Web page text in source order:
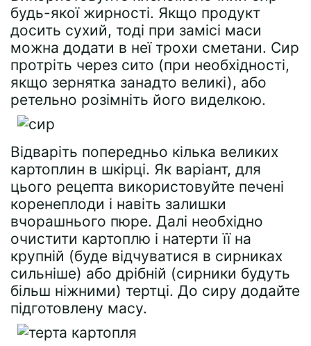
будь-якої жирності. Якщо продукт
досить сухий, тоді при замісі маси
можна додати в неї трохи сметани. Сир
протріть через сито (при необхідності,
якщо зернятка занадто великі), або
ретельно розімніть його виделкою.
Відваріть попередньо кілька великих
картоплин в шкірці. Як варіант, для
цього рецепта використовуйте печені
коренеплоди і навіть залишки
вчорашнього пюре. Далі необхідно
очистити картоплю і натерти її на
крупній (буде відчуватися в сирниках
сильніше) або дрібній (сирники будуть
більш ніжними) тертці. До сиру додайте
підготовлену масу.